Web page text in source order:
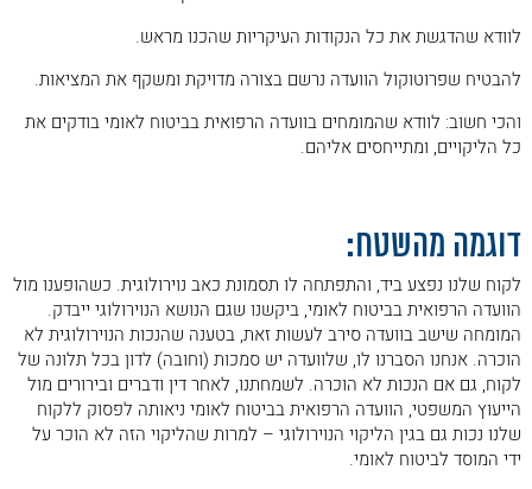
לוודא שהדגשת את כל הנקודות העיקריות שהכנו מראש.
להבטיח שפרוטוקול הוועדה נרשם בצורה מדויקת ומשקף את המציאות.
והכי חשוב: לוודא שהמומחים בוועדה הרפואית בביטוח לאומי בודקים את
כל הליקויים, ומתייחסים אליהם.
דוגמה מהשטח:
לקוח שלנו נפצע ביד, והתפתחה לו תסמונת כאב נוירולוגית. כשהופענו מול
הוועדה הרפואית בביטוח לאומי, ביקשנו שגם הנושא הנוירולוגי ייבדק.
המומחה שישב בוועדה סירב לעשות זאת, בטענה שהנכות הנוירולוגית לא
הוכרה. אנחנו הסברנו לו, שלוועדה יש סמכות (וחובה) לדון בכל תלונה של
לקוח, גם אם הנכות לא הוכרה. לשמחתנו, לאחר דין ודברים ובירורים מול
הייעוץ המשפטי, הוועדה הרפואית בביטוח לאומי ניאותה לפסוק ללקוח
שלנו נכות גם בגין הליקוי הנוירולוגי – למרות שהליקוי הזה לא הוכר על
ידי המוסד לביטוח לאומי.